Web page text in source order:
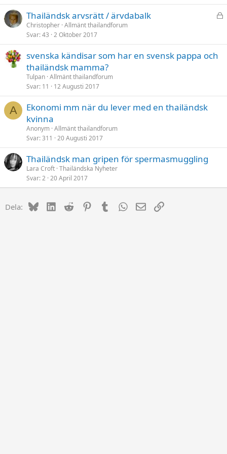
L
t
Thailändsk arvsrätt / ärvdabalk
Christopher Allmänt thailandforum
Svar 43 2 Oktober 2017
svenska kändisar som har en svensk pappa och
thailändsk mamma?
Tulpan Allmänt thailandforum
Svar 11 12 Augusti 2017
A
Ekonomi mm när du lever med en thailändsk
kvinna
Anonym Allmänt thailandforum
Svar 311 20 Augusti 2017
Thailändsk man gripen för spermasmuggling
Lara Croft Thailändska Nyheter
Svar 2 20 April 2017
Dela: BlueskyLinkedIn
Reddit PinterestTumblrWhatsApp
E-postLänk